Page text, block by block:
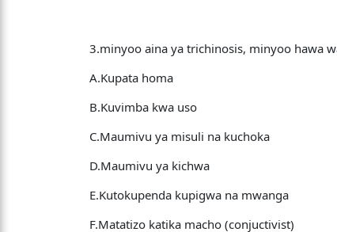
3.minyoo aina ya trichinosis, minyoo hawa
A.Kupata homa
B.Kuvimba kwa uso
C.Maumivu ya misuli na kuchoka
D.Maumivu ya kichwa
E.Kutokupenda kupigwa na mwanga
F.Matatizo katika macho (conjuctivist)